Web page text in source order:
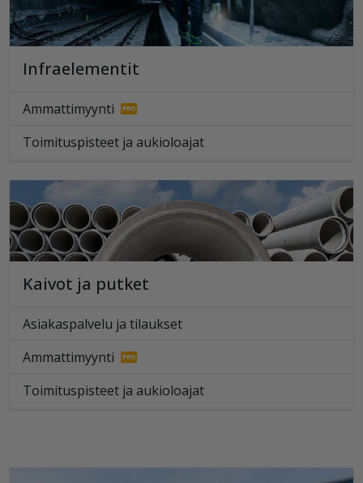
Infraelementit
Ammattimyynti
Toimituspisteet ja aukioloajat
Kaivot ja putket
Asiakaspalvelu ja tilaukset
Ammattimyynti
Toimituspisteet ja aukioloajat